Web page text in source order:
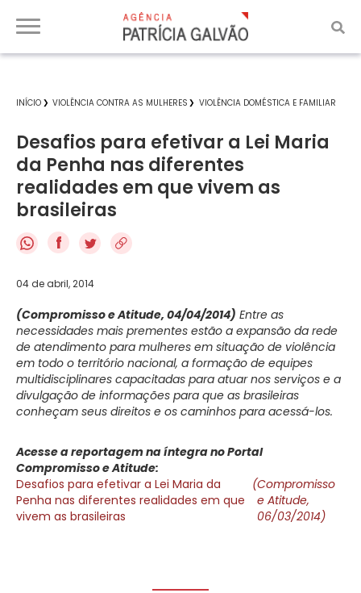
INÍCIO VIOLÊNCIA CONTRA AS MULHERES VIOLÊNCIA DOMÉSTICA E FAMILIAR
Desafios para efetivar a Lei Maria
da Penha nas diferentes
realidades em que vivem as
brasileiras
f
04 de abril, 2014
(Compromisso e Atitude, 04/04/2014) Entre as
necessidades mais prementes estão a expansão da rede
de atendimento para mulheres em situação de violência
em todo o território nacional, a formação de equipes
multidisciplinares capacitadas para atuar nos serviços e a
divulgação de informações para que as brasileiras
conheçam seus direitos e os caminhos para acessá-los.
Acesse a reportagem na íntegra no Portal
Compromisso e Atitude:
Desafios para efetivar a Lei Maria da
Penha nas diferentes realidades em que
vivem as brasileiras
(Compromisso
e Atitude,
06/03/2014)